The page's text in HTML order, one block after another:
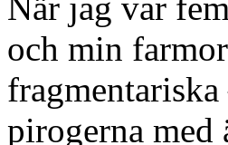
När jag var
och min
pirogerna med